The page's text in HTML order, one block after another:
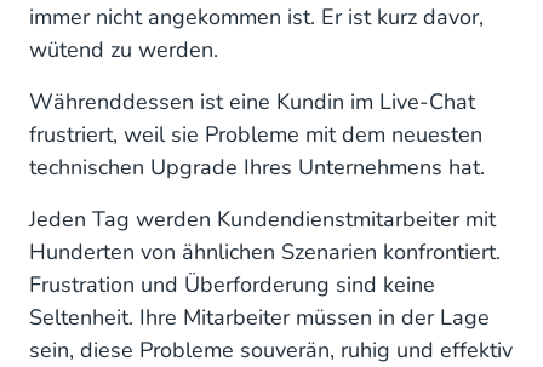
immer nicht angekommen ist. Er ist kurz davor,
wütend zu werden.
Währenddessen ist eine Kundin im Live-Chat
frustriert, weil sie Probleme mit dem neuesten
technischen Upgrade Ihres Unternehmens hat.
Jeden Tag werden Kundendienstmitarbeiter mit
Hunderten von ähnlichen Szenarien konfrontiert.
Frustration und Überforderung sind keine
Seltenheit. Ihre Mitarbeiter müssen in der Lage
sein, diese Probleme souverän, ruhig und effektiv